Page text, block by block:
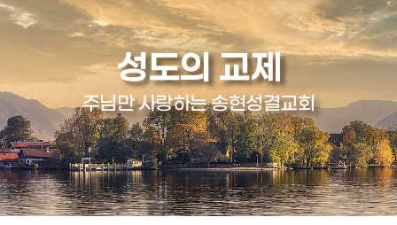
성도의 교제
주님만 사랑하는 송현성결교회